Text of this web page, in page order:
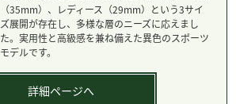
（35mm）、レディース（29mm）という3サイ
ズ展開が存在し、多様な層のニーズに応えまし
た。実用性と高級感を兼ね備えた異色のスポーツ
モデルです。
詳細ページへ